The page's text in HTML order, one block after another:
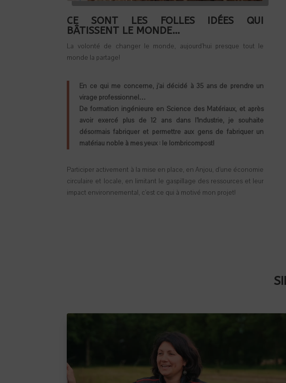
CE SONT LES FOLLES IDÉES QUI
BÂTISSENT LE MONDE…
La volonté de changer le monde, aujourd’hui presque tout le
monde la partage!
En ce qui me concerne, j’ai décidé à 35 ans de prendre un
virage professionnel…
De formation ingénieure en Science des Matériaux, et après
avoir exercé plus de 12 ans dans l’Industrie, je souhaite
désormais fabriquer et permettre aux gens de fabriquer un
matériau noble à mes yeux : le lombricompost!
Participer activement à la mise en place, en Anjou, d’une économie
circulaire et locale, en limitant le gaspillage des ressources et leur
impact environnemental, c’est ce qui à motivé mon projet!